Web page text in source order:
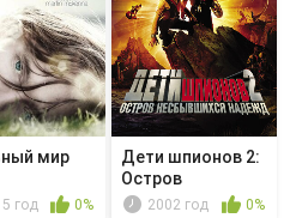
мир
год 0%
Дети шпионов 2:
Остров
несбывшихся
2002 год 0%